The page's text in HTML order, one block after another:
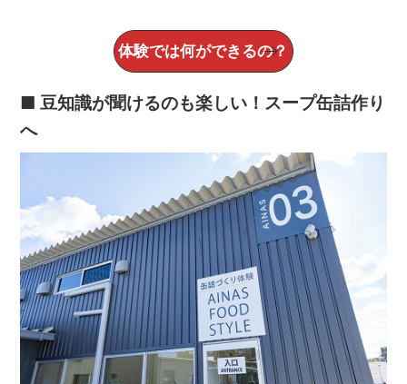
体験では何ができるの？
■ 豆知識が聞けるのも楽しい！スープ缶詰作り
へ